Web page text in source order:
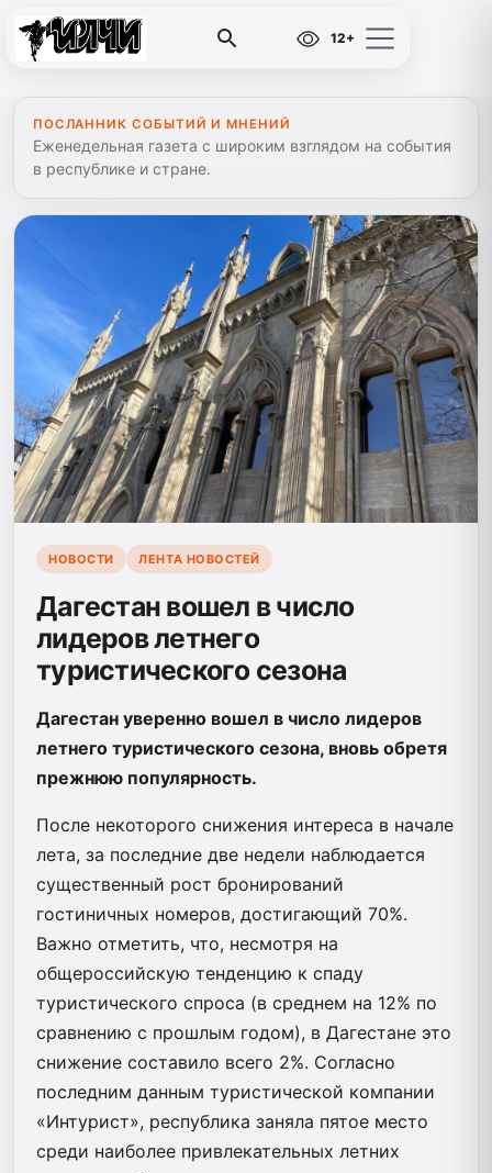
12+
ПОСЛАННИК СОБЫТИЙ И МНЕНИЙ
Еженедельная газета с широким взглядом на события
в республике и стране.
НОВОСТИ ЛЕНТА НОВОСТЕЙ
Дагестан вошел в число
лидеров летнего
туристического сезона
Дагестан уверенно вошел в число лидеров
летнего туристического сезона, вновь обретя
прежнюю популярность.
После некоторого снижения интереса в начале
лета, за последние две недели наблюдается
существенный рост бронирований
гостиничных номеров, достигающий 70%.
Важно отметить, что, несмотря на
общероссийскую тенденцию к спаду
туристического спроса (в среднем на 12% по
сравнению с прошлым годом), в Дагестане это
снижение составило всего 2%. Согласно
последним данным туристической компании
«Интурист», республика заняла пятое место
среди наиболее привлекательных летних